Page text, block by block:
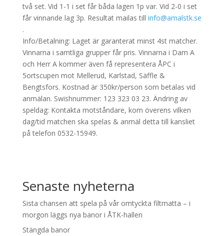
två set. Vid 1-1 i set får båda lagen 1p var. Vid 2-0 i set
får vinnande lag 3p. Resultat mailas till info@amalstk.se
.
Info/Betalning: Laget är garanterat minst 4st matcher.
Vinnarna i samtliga grupper får pris. Vinnarna i Dam A
och Herr A kommer även få representera ÅPC i
5ortscupen mot Mellerud, Karlstad, Säffle &
Bengtsfors. Kostnad är 350kr/person som betalas vid
anmälan. Swishnummer: 123 323 03 23. Ändring av
speldag: Kontakta motståndare, kom överens vilken
dag/tid matchen ska spelas & anmäl detta till kansliet
på telefon 0532-15949.
Senaste nyheterna
Sista chansen att spela på vår omtyckta filtmatta – i
morgon läggs nya banor i ÅTK-hallen
Stängda banor